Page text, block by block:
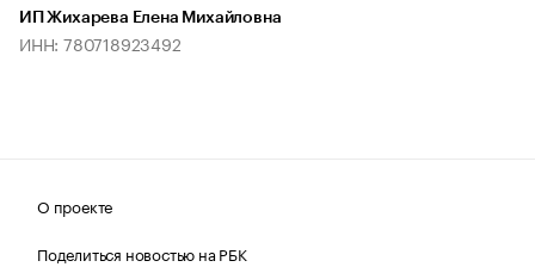
ИП Жихарева Елена Михайловна
ИНН: 780718923492
О проекте
Поделиться новостью на РБК